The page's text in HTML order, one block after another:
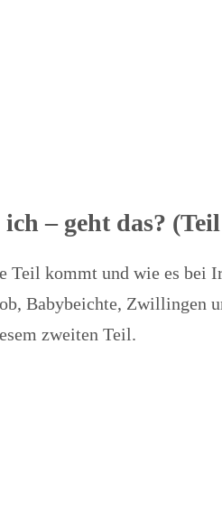
– geht das?
Teil kommt und wie es bei
Babybeichte, Zwillingen
zweiten Teil.